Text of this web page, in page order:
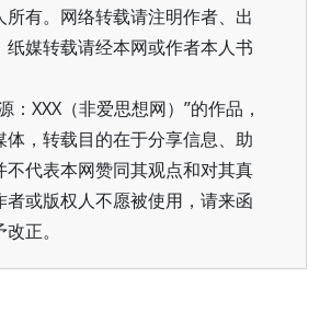
所有。网络转载请注明作者、出
纸媒转载请经本网或作者本人书
：XXX（非爱思想网）”的作品，
体，转载目的在于分享信息、助
不代表本网赞同其观点和对其真
者或版权人不愿被使用，请来函
正。